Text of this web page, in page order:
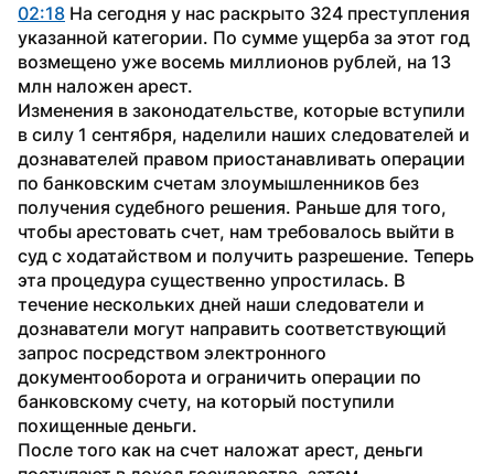
02:18 На сегодня у нас раскрыто 324 преступления
указанной категории. По сумме ущерба за этот год
возмещено уже восемь миллионов рублей, на 13
млн наложен арест.
Изменения в законодательстве, которые вступили
в силу 1 сентября, наделили наших следователей и
дознавателей правом приостанавливать операции
по банковским счетам злоумышленников без
получения судебного решения. Раньше для того,
чтобы арестовать счет, нам требовалось выйти в
суд с ходатайством и получить разрешение. Теперь
эта процедура существенно упростилась. В
течение нескольких дней наши следователи и
дознаватели могут направить соответствующий
запрос посредством электронного
документооборота и ограничить операции по
банковскому счету, на который поступили
похищенные деньги.
После того как на счет наложат арест, деньги